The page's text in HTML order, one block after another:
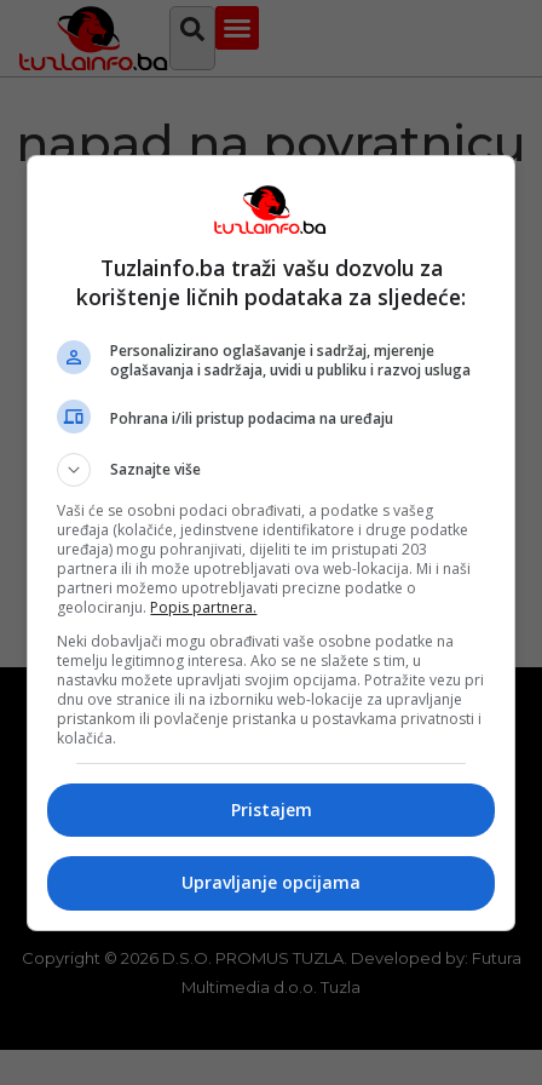
napad na povratnicu
u vozućoj
povratnica u
Vozućoj: Isak
tvrdi da je to
klasični slučaj
razbojništva
Objavljeno:08. 12.
2023.
Opširnije
O nama
Uslovi korištenja Terms of use
Politika kolačića (eng. cookies) Cookie Policy
Copyright © 2026 D.S.O. PROMUS TUZLA. Developed by: Futura
Multimedia d.o.o. Tuzla
Tuzlainfo.ba traži vašu dozvolu za
korištenje ličnih podataka za sljedeće:
Personalizirano oglašavanje i sadržaj, mjerenje
oglašavanja i sadržaja, uvidi u publiku i razvoj usluga
Pohrana i/ili pristup podacima na uređaju
Saznajte više
Vaši će se osobni podaci obrađivati, a podatke s vašeg
uređaja (kolačiće, jedinstvene identifikatore i druge podatke
uređaja) mogu pohranjivati, dijeliti te im pristupati 203
partnera ili ih može upotrebljavati ova web-lokacija. Mi i naši
partneri možemo upotrebljavati precizne podatke o
geolociranju. Popis partnera.
Neki dobavljači mogu obrađivati vaše osobne podatke na
temelju legitimnog interesa. Ako se ne slažete s tim, u
nastavku možete upravljati svojim opcijama. Potražite vezu pri
dnu ove stranice ili na izborniku web-lokacije za upravljanje
pristankom ili povlačenje pristanka u postavkama privatnosti i
kolačića.
Pristajem
Upravljanje opcijama